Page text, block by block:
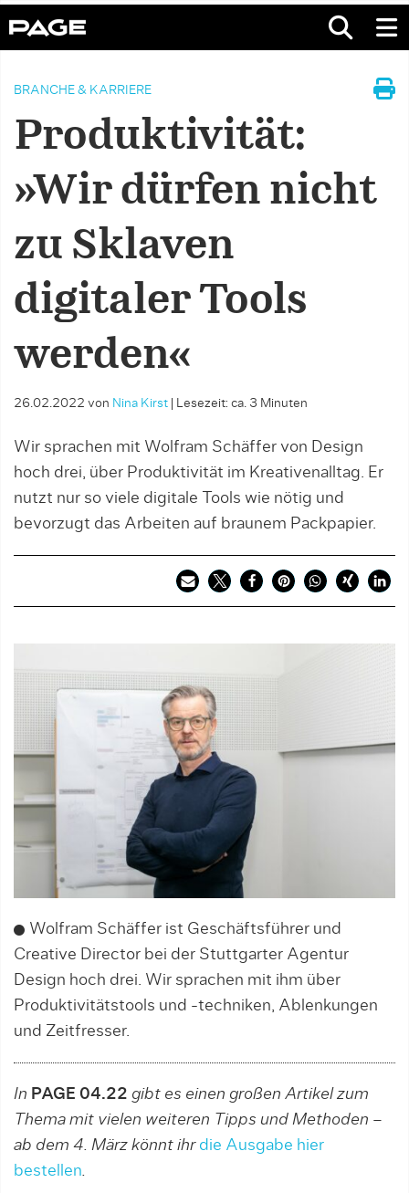
BRANCHE & KARRIERE
Produktivität:
»Wir dürfen nicht
zu Sklaven
digitaler Tools
werden«
26.02.2022 von Nina Kirst Lesezeit: ca. 3 Minuten
Wir sprachen mit Wolfram Schäffer von Design
hoch drei, über Produktivität im Kreativenalltag. Er
nutzt nur so viele digitale Tools wie nötig und
bevorzugt das Arbeiten auf braunem Packpapier.
Wolfram Schäffer ist Geschäftsführer und
Creative Director bei der Stuttgarter Agentur
Design hoch drei. Wir sprachen mit ihm über
Produktivitätstools und -techniken, Ablenkungen
und Zeitfresser.
In PAGE 04.22 gibt es einen großen Artikel zum
Thema mit vielen weiteren Tipps und Methoden –
ab dem 4. März könnt ihr die Ausgabe hier
bestellen.